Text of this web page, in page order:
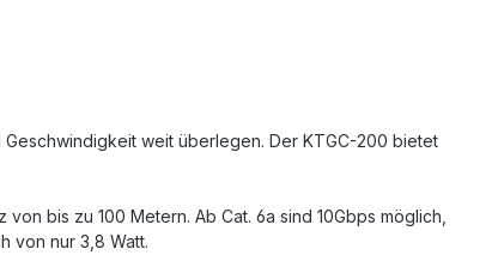
weit überlegen. Der KTGC-200 bietet
bis zu 100 Metern. Ab Cat. 6a sind 10Gbps möglich,
von nur 3,8 Watt.